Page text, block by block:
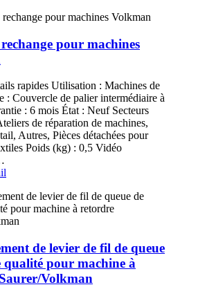
rechange pour machines
rapides Utilisation : Machines de
: Couvercle de palier intermédiaire à
: 6 mois État : Neuf Secteurs
de réparation de machines,
Autres, Pièces détachées pour
Poids (kg) : 0,5 Vidéo
de levier de fil de queue
qualité pour machine à
Volkman